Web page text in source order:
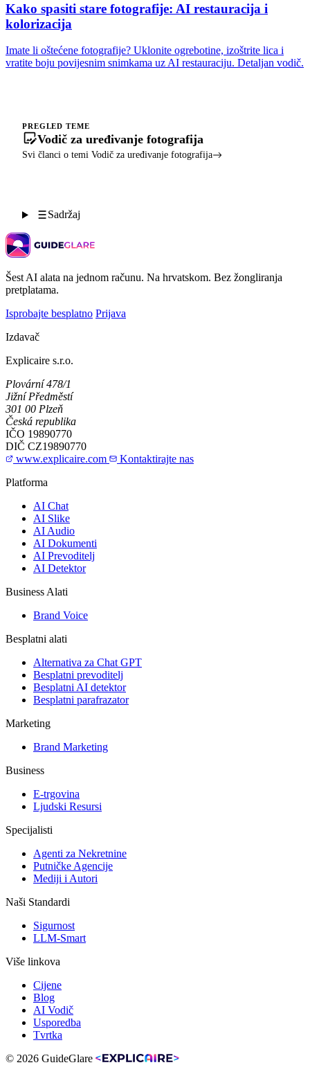
Kako spasiti stare fotografije: AI restauracija i
kolorizacija
Imate li oštećene fotografije? Uklonite ogrebotine, izoštrite lica i
vratite boju povijesnim snimkama uz AI restauraciju. Detaljan vodič.
PREGLED TEME
Vodič za uređivanje fotografija
Svi članci o temi Vodič za uređivanje fotografija
Sadržaj
Šest AI alata na jednom računu. Na hrvatskom. Bez žongliranja
pretplatama.
Isprobajte besplatno Prijava
Izdavač
Explicaire s.r.o.
Plovární 478/1
Jižní Předměstí
301 00 Plzeň
Česká republika
IČO 19890770
DIČ CZ19890770
www.explicaire.com
Kontaktirajte nas
Platforma
AI Chat
AI Slike
AI Audio
AI Dokumenti
AI Prevoditelj
AI Detektor
Business Alati
Brand Voice
Besplatni alati
Alternativa za Chat GPT
Besplatni prevoditelj
Besplatni AI detektor
Besplatni parafrazator
Marketing
Brand Marketing
Business
E-trgovina
Ljudski Resursi
Specijalisti
Agenti za Nekretnine
Putničke Agencije
Mediji i Autori
Naši Standardi
Sigurnost
LLM-Smart
Više linkova
Cijene
Blog
AI Vodič
Usporedba
Tvrtka
© 2026 GuideGlare